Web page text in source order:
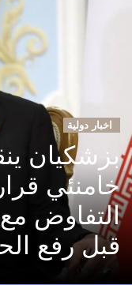
اخبار دولية
بزشكيان
خامنئي
التفاوض
قبل رفع